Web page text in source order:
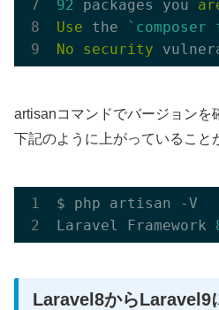
92 packages you
Use the `composer
No
security
artisanコマンドでバージョンを
下記のように上がっていること
$ php artisan -V
Laravel Framework
Laravel8からLaravel9